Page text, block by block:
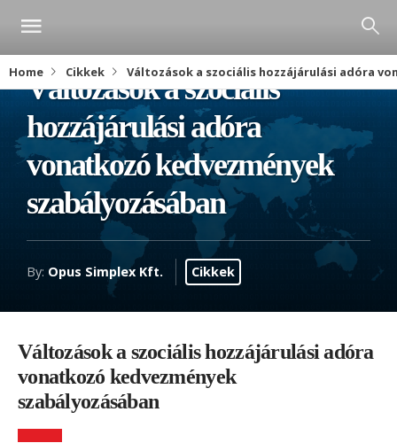
Home Cikkek Változások a szociális hozzájárulási adóra
Változások a szociális
hozzájárulási adóra
vonatkozó kedvezmények
szabályozásában
By: Opus Simplex Kft. Cikkek
Változások a szociális hozzájárulási adóra
vonatkozó kedvezmények
szabályozásában